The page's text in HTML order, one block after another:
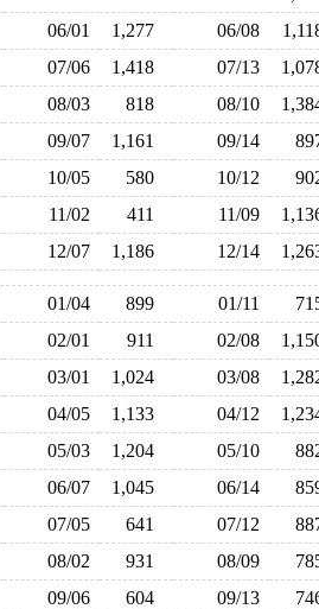
06/01 1,277 06/08
07/06 1,418 07/13
08/03 818 08/10
09/07 1,161 09/14
10/05 580 10/12
11/02 411 11/09
12/07 1,186 12/14
01/04 899 01/11
02/01 911 02/08
03/01 1,024 03/08
04/05 1,133 04/12
05/03 1,204 05/10
06/07 1,045 06/14
07/05 641 07/12
08/02 931 08/09
09/06 604 09/13